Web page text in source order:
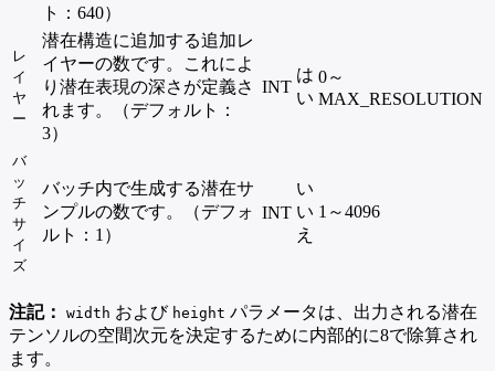
ト：640）
レ
イ
ヤ
ー
潜在構造に追加する追加レ
イヤーの数です。これによ
り潜在表現の深さが定義さ
れます。（デフォルト：
3）
INT
は
い
0～
MAX_RESOLUTION
バ
ッ
チ
サ
イ
ズ
バッチ内で生成する潜在サ
ンプルの数です。（デフォ
ルト：1）
INT
い
い
え
1～4096
注記： width および height パラメータは、出力される潜在
テンソルの空間次元を決定するために内部的に8で除算され
ます。